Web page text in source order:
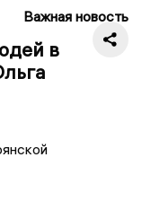
Важная новость
в